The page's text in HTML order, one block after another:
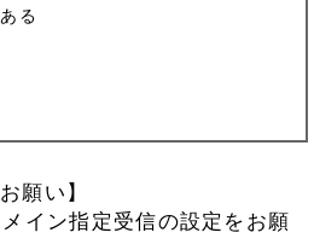
る
願い】
イン指定受信の設定をお願